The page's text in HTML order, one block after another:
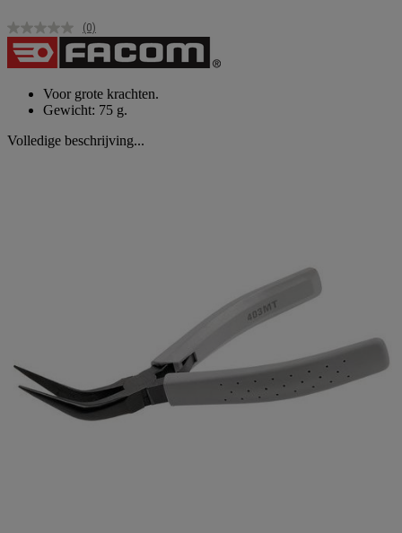
Geen
scorewaarde.
Dezelfde
(0)
Voor grote krachten.
Gewicht: 75 g.
Volledige beschrijving...